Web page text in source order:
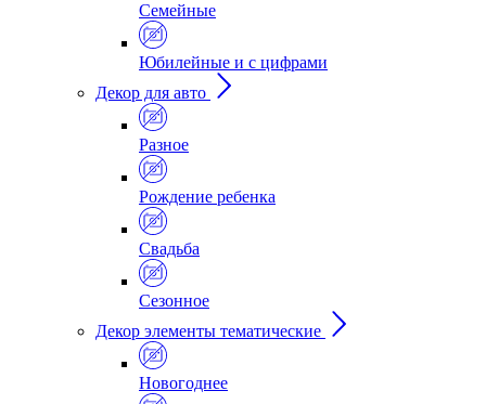
Семейные
Юбилейные и с цифрами
Декор для авто
Разное
Рождение ребенка
Свадьба
Сезонное
Декор элементы тематические
Новогоднее